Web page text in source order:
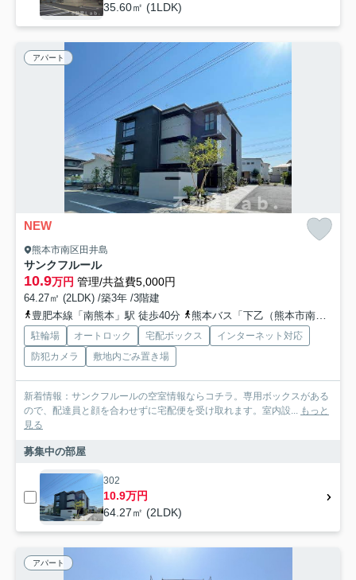
35.60㎡ (1LDK)
アパート
NEW
熊本市南区田井島
サンクフルール
10.9万円 管理/共益費5,000円
64.27㎡ (2LDK) /築3年 /3階建
豊肥本線「南熊本」駅 徒歩40分
熊本バス「下乙（熊本市南区）」バス停下車 徒歩4分
駐輪場 オートロック 宅配ボックス
インターネット対応
防犯カメラ
敷地内ごみ置き場
新着情報：サンクフルールの空室情報ならコチラ。専用ボックスがある
ので、配達員と顔を合わせずに宅配便を受け取れます。室内設... もっと
見る
募集中の部屋
302
10.9万円
64.27㎡ (2LDK)
アパート